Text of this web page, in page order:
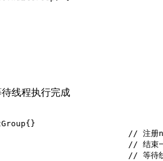
线程执行完成
// 注册n个线
// 结束一个
// 等待线